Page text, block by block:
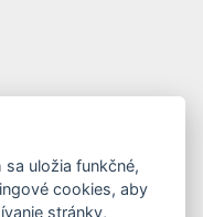
uložia funkčné,
cookies, aby
stránky,